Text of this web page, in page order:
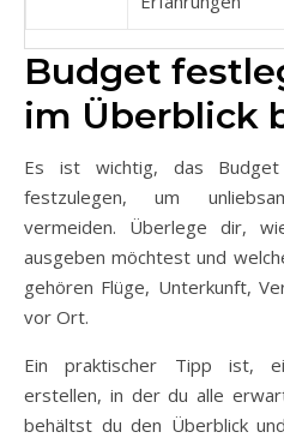
Budget
im Überblick
Es ist wichtig, das
festzulegen, um
vermeiden. Überlege dir,
ausgeben möchtest und
gehören Flüge, Unterkunft,
vor Ort.
Ein praktischer Tipp ist,
erstellen, in der du alle
behältst du den Überblick